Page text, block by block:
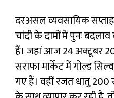
दरअसल व्यवसायिक
चांदी के दामों में पुनः
हैं। जहां आज 24 अक्टूबर
सराफा मार्केट में गोल्ड
गए हैं। वहीं रजत धातु 200